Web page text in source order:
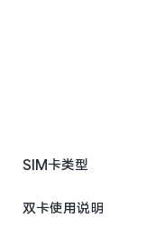
SIM卡类型
双卡使用说明